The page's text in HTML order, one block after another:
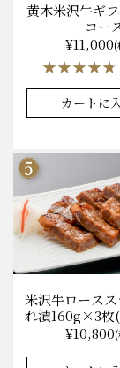
黄木米沢牛ギ
コー
¥11,000
★★★★★
★★★★★
カートに
米沢牛ロース
れ漬160g×3枚
箱入 味噌酒
送料無
¥10,800
★★★★★
★★★★★